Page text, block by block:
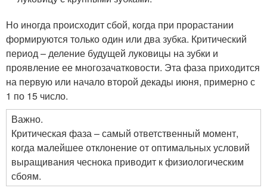
Но иногда происходит сбой, когда при прорастании
формируются только один или два зубка. Критический
период – деление будущей луковицы на зубки и
проявление ее многозачатковости. Эта фаза приходится
на первую или начало второй декады июня, примерно с
1 по 15 число.
Важно.
Критическая фаза – самый ответственный момент,
когда малейшее отклонение от оптимальных условий
выращивания чеснока приводит к физиологическим
сбоям.